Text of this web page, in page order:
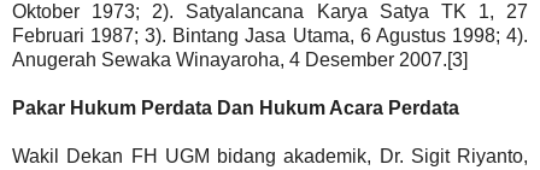
Oktober 1973; 2). Satyalancana Karya Satya TK 1, 27
Februari 1987; 3). Bintang Jasa Utama, 6 Agustus 1998; 4).
Anugerah Sewaka Winayaroha, 4 Desember 2007.[3]
Pakar Hukum Perdata Dan Hukum Acara Perdata
Wakil Dekan FH UGM bidang akademik, Dr. Sigit Riyanto,